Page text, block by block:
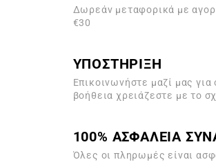
Δωρεάν μεταφορικά με
€30
ΥΠΟΣΤΗΡΙΞΗ
Επικοινωνήστε μαζί μας για
βοήθεια χρειάζεστε με το
100% ΑΣΦΑΛΕΙΑ
Όλες οι πληρωμές είναι